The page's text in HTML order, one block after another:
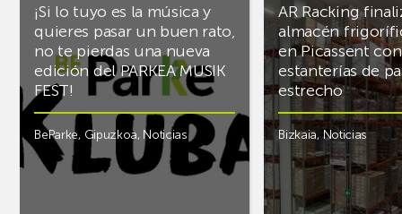
¡Si lo tuyo es la música y
quieres pasar un buen rato,
no te pierdas una nueva
edición del PARKEA MUSIK
FEST!
BeParke, Gipuzkoa, Noticias
AR Racking
almacén
en Picassent con
estanterías de
estrecho
Bizkaia,Noticias